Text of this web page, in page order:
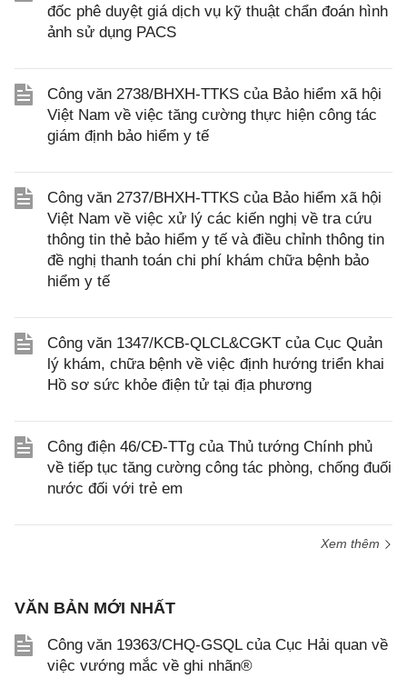
đốc phê duyệt giá dịch vụ kỹ thuật chẩn đoán hình
ảnh sử dụng PACS
Công văn 2738/BHXH-TTKS của Bảo hiểm xã hội
Việt Nam về việc tăng cường thực hiện công tác
giám định bảo hiểm y tế
Công văn 2737/BHXH-TTKS của Bảo hiểm xã hội
Việt Nam về việc xử lý các kiến nghị về tra cứu
thông tin thẻ bảo hiểm y tế và điều chỉnh thông tin
đề nghị thanh toán chi phí khám chữa bệnh bảo
hiểm y tế
Công văn 1347/KCB-QLCL&CGKT của Cục Quản
lý khám, chữa bệnh về việc định hướng triển khai
Hồ sơ sức khỏe điện tử tại địa phương
Công điện 46/CĐ-TTg của Thủ tướng Chính phủ
về tiếp tục tăng cường công tác phòng, chống đuối
nước đối với trẻ em
Xem thêm
VĂN BẢN MỚI NHẤT
Công văn 19363/CHQ-GSQL của Cục Hải quan về
việc vướng mắc về ghi nhãn®